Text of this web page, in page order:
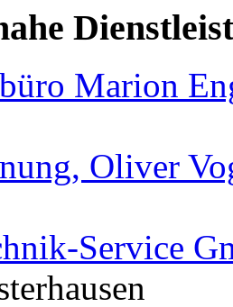
Marion
Oliver
Service